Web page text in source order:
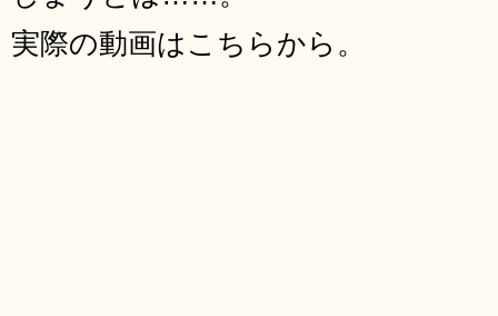
実際の動画はこちらから。